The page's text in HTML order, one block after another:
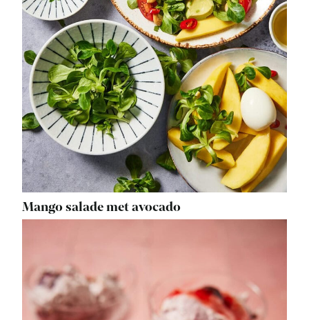
Mango salade met avocado